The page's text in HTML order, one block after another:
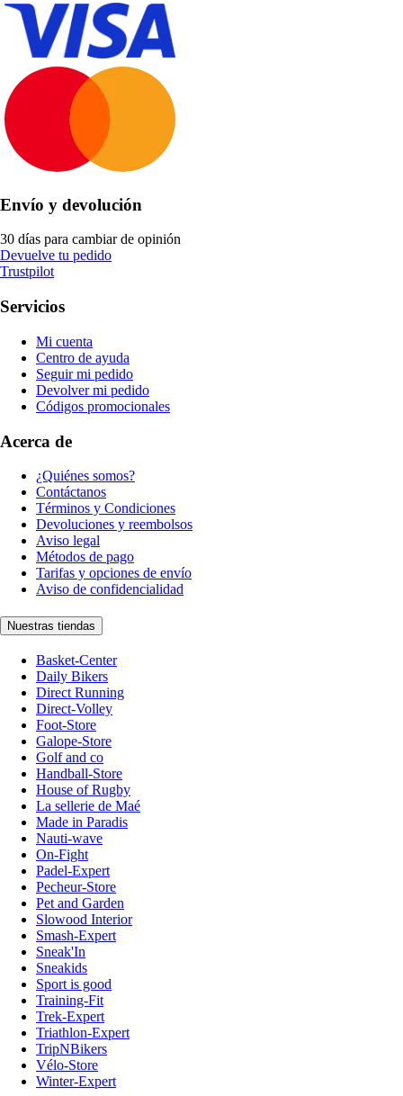
Envío y devolución
30 días para cambiar de opinión
Devuelve tu pedido
Trustpilot
Servicios
Mi cuenta
Centro de ayuda
Seguir mi pedido
Devolver mi pedido
Códigos promocionales
Acerca de
¿Quiénes somos?
Contáctanos
Términos y Condiciones
Devoluciones y reembolsos
Aviso legal
Métodos de pago
Tarifas y opciones de envío
Aviso de confidencialidad
Nuestras tiendas
Basket-Center
Daily Bikers
Direct Running
Direct-Volley
Foot-Store
Galope-Store
Golf and co
Handball-Store
House of Rugby
La sellerie de Maé
Made in Paradis
Nauti-wave
On-Fight
Padel-Expert
Pecheur-Store
Pet and Garden
Slowood Interior
Smash-Expert
Sneak'In
Sneakids
Sport is good
Training-Fit
Trek-Expert
Triathlon-Expert
TripNBikers
Vélo-Store
Winter-Expert